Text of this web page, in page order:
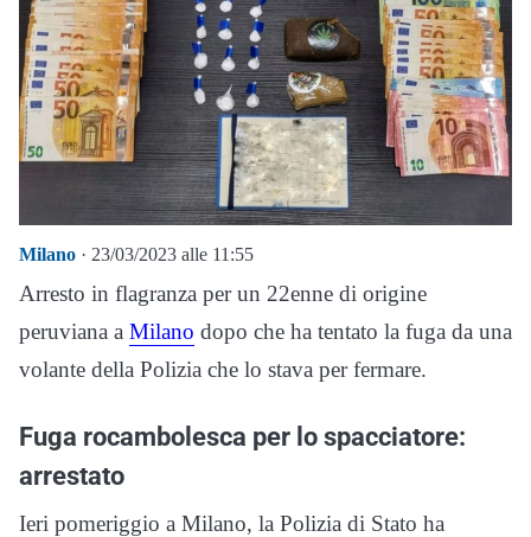
Milano · 23/03/2023 alle 11:55
Arresto in flagranza per un 22enne di origine
peruviana a Milano dopo che ha tentato la fuga da una
volante della Polizia che lo stava per fermare.
Fuga rocambolesca per lo spacciatore:
arrestato
Ieri pomeriggio a Milano, la Polizia di Stato ha